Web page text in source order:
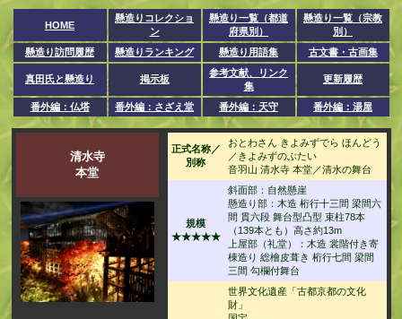
HOME
懸造りコレクショ
ン
懸造り一覧（都道
府県別）
懸造り一覧（宗教
別）
懸造り訪問履歴
懸造りランキング 懸造り用語集 古文書・古画集
真田氏と懸造り 掲示板
参考文献、リンク
集
更新履歴
番外編：仏塔 番外編：さざえ堂 番外編：天守 番外編：湯屋
清水寺
本堂
正式名称／
別称
おとわさん きよみずでら ほんどう
／きよみずのぶたい
音羽山 清水寺 本堂／清水の舞台
規模
★★★★★
斜面部：自然懸崖
懸造り部：木造 桁行十三間 梁間六
間 貫六段 舞台型凸型 束柱78本
（139本とも）高さ約13m
上屋部（礼堂）：木造 裳階付き寄
棟造り 総檜皮葺き 桁行七間 梁間
三間 勾欄付舞台
世界文化遺産「古都京都の文化
財」